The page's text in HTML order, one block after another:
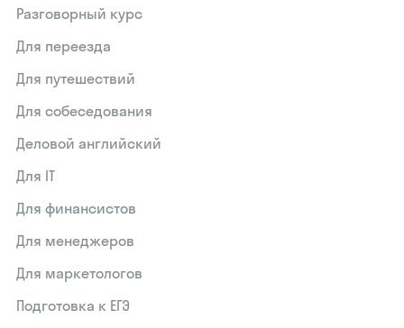
Разговорный курс
Для переезда
Для путешествий
Для собеседования
Деловой английский
Для IT
Для финансистов
Для менеджеров
Для маркетологов
Подготовка к ЕГЭ